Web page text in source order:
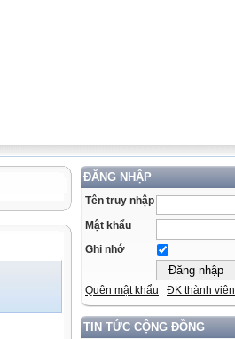
ĐĂNG NHẬP
Tên truy nhập
Mật khẩu
Ghi nhớ
Quên mật khẩu ĐK thành viên
TIN TỨC CỘNG ĐỒNG